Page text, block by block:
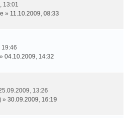
13:01
» 11.10.2009, 08:33
19:46
» 04.10.2009, 14:32
13:26
» 30.09.2009, 16:19